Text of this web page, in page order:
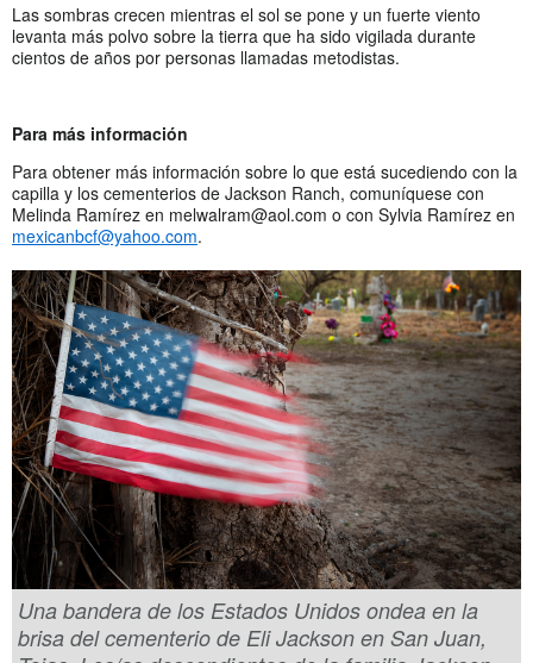
Las sombras crecen mientras el sol se pone y un fuerte viento
levanta más polvo sobre la tierra que ha sido vigilada durante
cientos de años por personas llamadas metodistas.
Para más información
Para obtener más información sobre lo que está sucediendo con la
capilla y los cementerios de Jackson Ranch, comuníquese con
Melinda Ramírez en melwalram@aol.com o con Sylvia Ramírez en
mexicanbcf@yahoo.com.
Una bandera de los Estados Unidos ondea en la
brisa del cementerio de Eli Jackson en San Juan,